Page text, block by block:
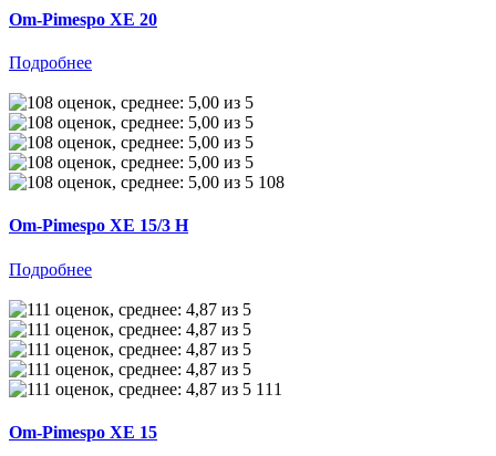
Om-Pimespo XE 20
Подробнее
108
Om-Pimespo XE 15/3 H
Подробнее
111
Om-Pimespo XE 15